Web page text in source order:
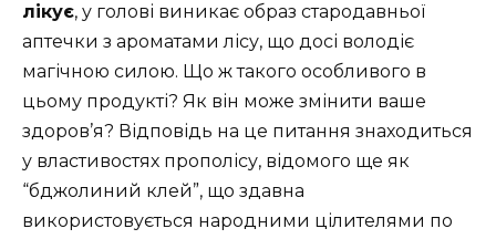
лікує, у голові виникає образ стародавньої
аптечки з ароматами лісу, що досі володіє
магічною силою. Що ж такого особливого в
цьому продукті? Як він може змінити ваше
здоров’я? Відповідь на це питання знаходиться
у властивостях прополісу, відомого ще як
“бджолиний клей”, що здавна
використовується народними цілителями по